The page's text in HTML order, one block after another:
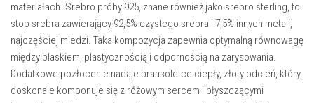
materiałach. Srebro próby 925, znane również jako srebro sterling, to
stop srebra zawierający 92,5% czystego srebra i 7,5% innych metali,
najczęściej miedzi. Taka kompozycja zapewnia optymalną równowagę
między blaskiem, plastycznością i odpornością na zarysowania.
Dodatkowe pozłocenie nadaje bransoletce ciepły, złoty odcień, który
doskonale komponuje się z różowym sercem i błyszczącymi